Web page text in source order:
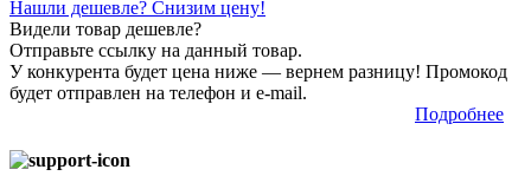
Нашли дешевле? Снизим цену!
Видели товар дешевле?
Отправьте ссылку на данный товар.
У конкурента будет цена ниже — вернем разницу! Промокод
будет отправлен на телефон и е-mail.
Подробнее